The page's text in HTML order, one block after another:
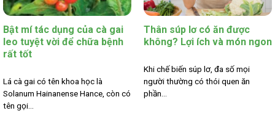
Bật mí tác dụng của cà gai
leo tuyệt vời để chữa bệnh
rất tốt
Lá cà gai có tên khoa học là
Solanum Hainanense Hance, còn có
tên gọi...
Thân súp lơ có ăn được
không? Lợi ích và món ngon
Khi chế biến súp lơ, đa số mọi
người thường có thói quen ăn
phần...